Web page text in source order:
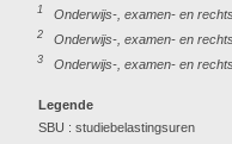
1 Onderwijs-, examen- en
2 Onderwijs-, examen- en
3 Onderwijs-, examen- en
Legende
SBU : studiebelastingsuren